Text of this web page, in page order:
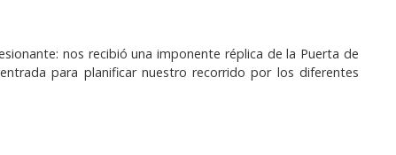
nos recibió una imponente réplica de la Puerta de
para planificar nuestro recorrido por los diferentes